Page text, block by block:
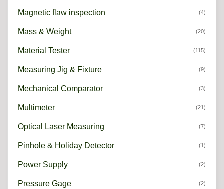
Magnetic flaw inspection (4)
Mass & Weight (20)
Material Tester (115)
Measuring Jig & Fixture (9)
Mechanical Comparator (3)
Multimeter (21)
Optical Laser Measuring (7)
Pinhole & Holiday Detector (1)
Power Supply (2)
Pressure Gage (2)